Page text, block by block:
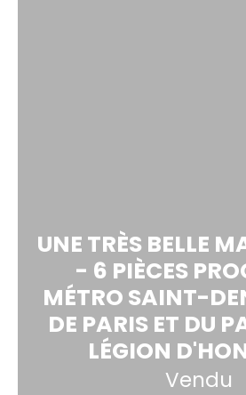
UNE TRÈS BELLE
- 6 PIÈCES
MÉTRO SAINT-
DE PARIS ET DU
LÉGION
Vendu